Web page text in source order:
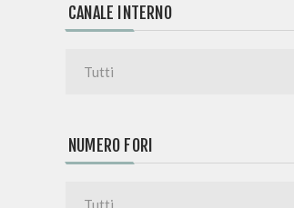
CANALE INTERNO
NUMERO FORI